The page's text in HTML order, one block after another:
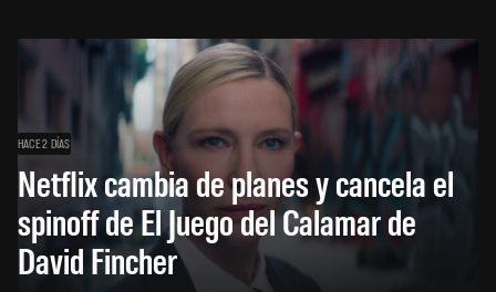
HACE 2 DÍAS
Netflix cambia de planes y cancela el
spinoff de El Juego del Calamar de
David Fincher